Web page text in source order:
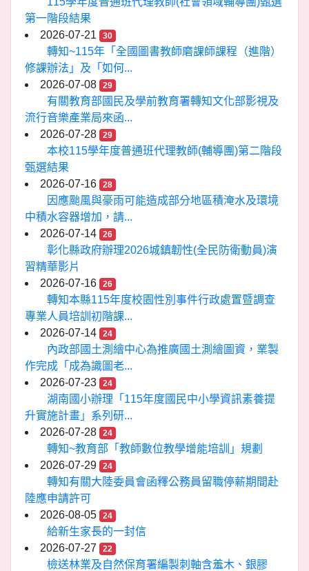
第一階段結果
2026-07-21
30
轉知~115年「全國圖書教師磨課師課程（進階）
修課辦法」及「如何...
2026-07-08
29
有關教育部國民及學前教育署轉知文化部影視及
流行音樂產業局來函...
2026-07-28
29
本校115學年度普通班代理教師(輔導團)第二階段
甄選結果
2026-07-16
28
因應颱風與豪雨可能造成部分地區積淹水及環境
中積水容器增加，請...
2026-07-14
26
彰化縣政府辦理2026城鎮韌性(全民防衛動員)演
習精華影片
2026-07-16
26
轉知本縣115年度校園性別事件行政處置暨調查
專業人員培訓初階課...
2026-07-14
24
內政部國土測繪中心為推廣國土測繪圖資，業製
作完成「成為識圖老...
2026-07-23
24
湖南國小辦理「115年度國民中小學資訊素養提
升實施計畫」系列研...
2026-07-28
24
轉知~教育部「教師數位教學增能培訓」規劃
2026-07-29
24
轉知有關大陸委員會函釋公務員留職停薪期間赴
陸應申請許可
2026-08-05
24
給新生家長的一封信
2026-07-27
22
檢送林業及自然保育署編製刺軸含羞木、銀膠